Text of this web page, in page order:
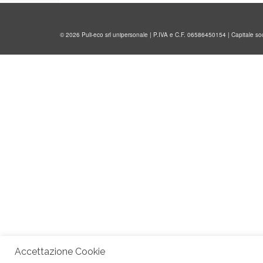
© 2026 Puli-eco srl unipersonale | P.IVA e C.F. 06586450154 | Capitale
Accettazione Cookie